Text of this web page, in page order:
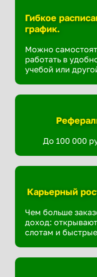
Гибкое
график.
Можно
работать в
учебой или
До 100 000
Карьерный
Чем больше
доход:
слотам и